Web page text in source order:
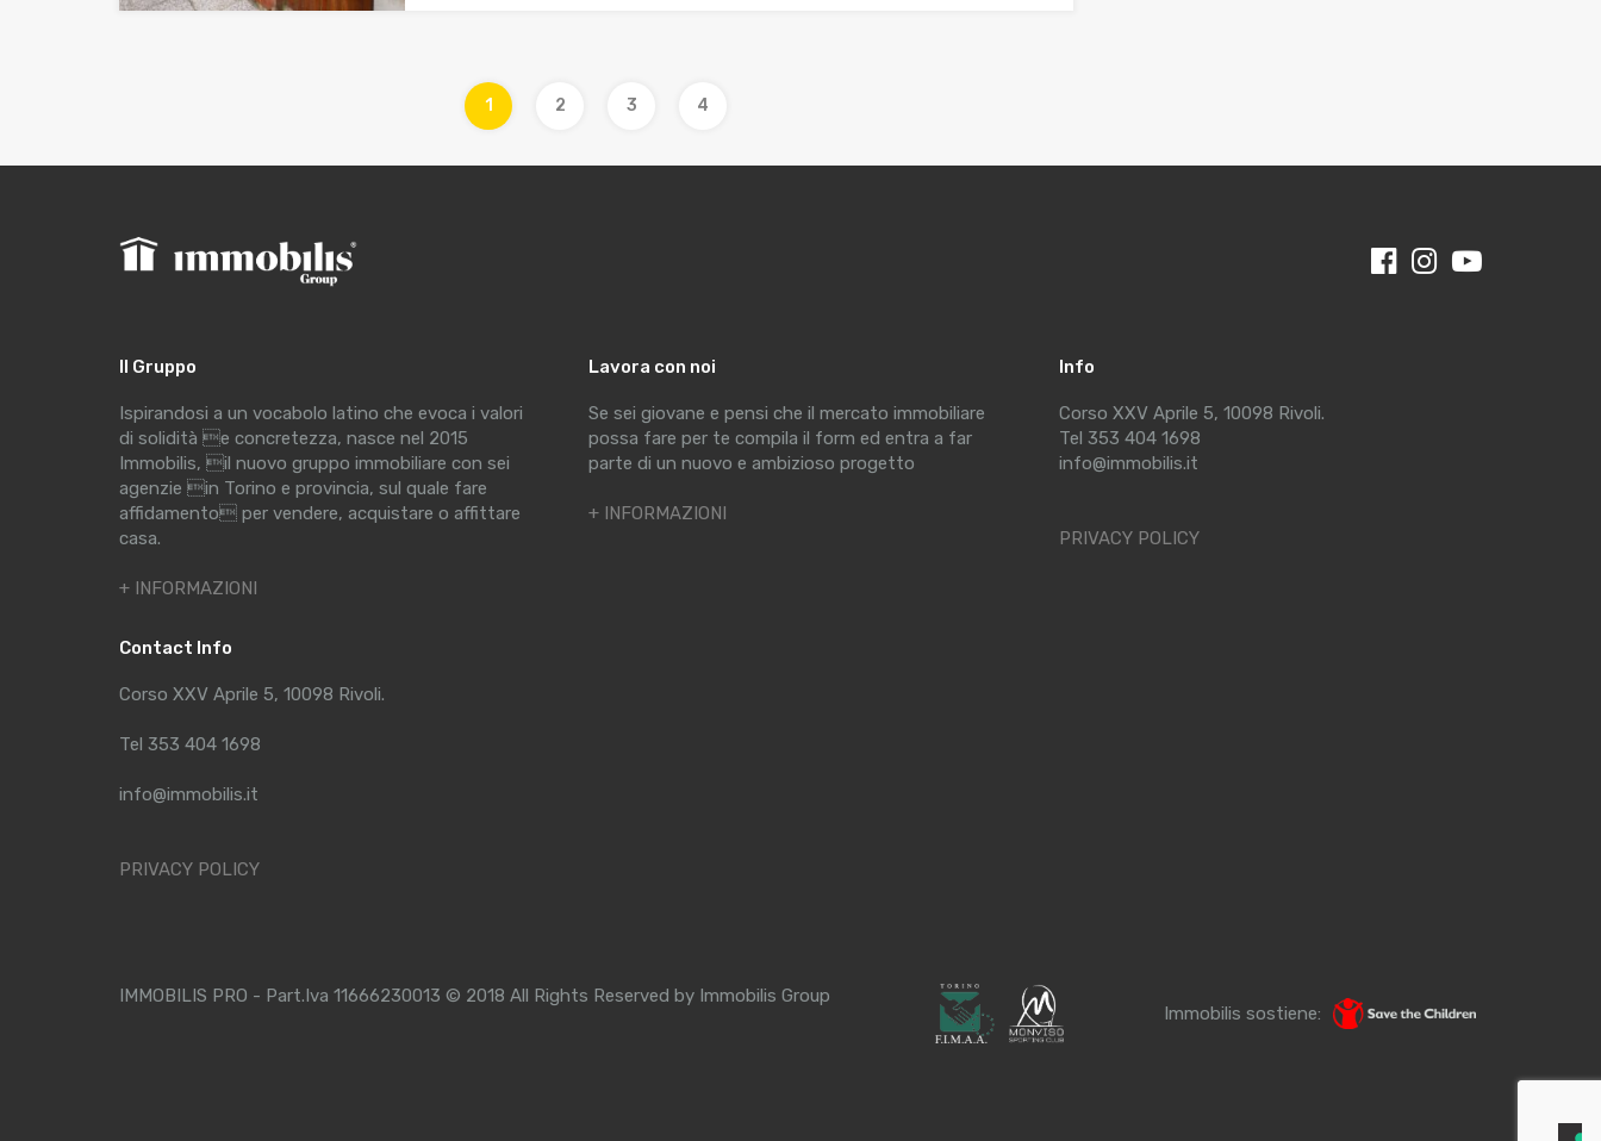
1 2 3 4
Il Gruppo
Ispirandosi a un vocabolo latino che evoca i valori
di solidità e concretezza, nasce nel 2015
Immobilis, il nuovo gruppo immobiliare con sei
agenzie in Torino e provincia, sul quale fare
affidamento per vendere, acquistare o affittare
casa.
+ INFORMAZIONI
Contact Info
Corso XXV Aprile 5, 10098 Rivoli.
Tel 353 404 1698
info@immobilis.it
PRIVACY POLICY
Lavora con noi
Se sei giovane e pensi che il mercato immobiliare
possa fare per te compila il form ed entra a far
parte di un nuovo e ambizioso progetto
+ INFORMAZIONI
Info
Corso XXV Aprile 5, 10098 Rivoli.
Tel 353 404 1698
info@immobilis.it
PRIVACY POLICY
IMMOBILIS PRO - Part.Iva 11666230013 © 2018 All Rights Reserved by Immobilis Group
Immobilis sostiene: